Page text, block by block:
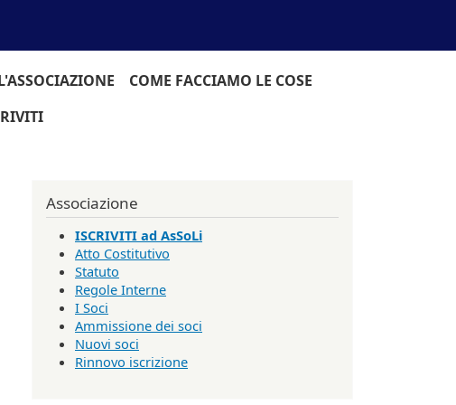
COME FACCIAMO LE COSE
Associazione
ISCRIVITI ad AsSoLi
Atto Costitutivo
Statuto
Regole Interne
I Soci
Ammissione dei soci
Nuovi soci
Rinnovo iscrizione